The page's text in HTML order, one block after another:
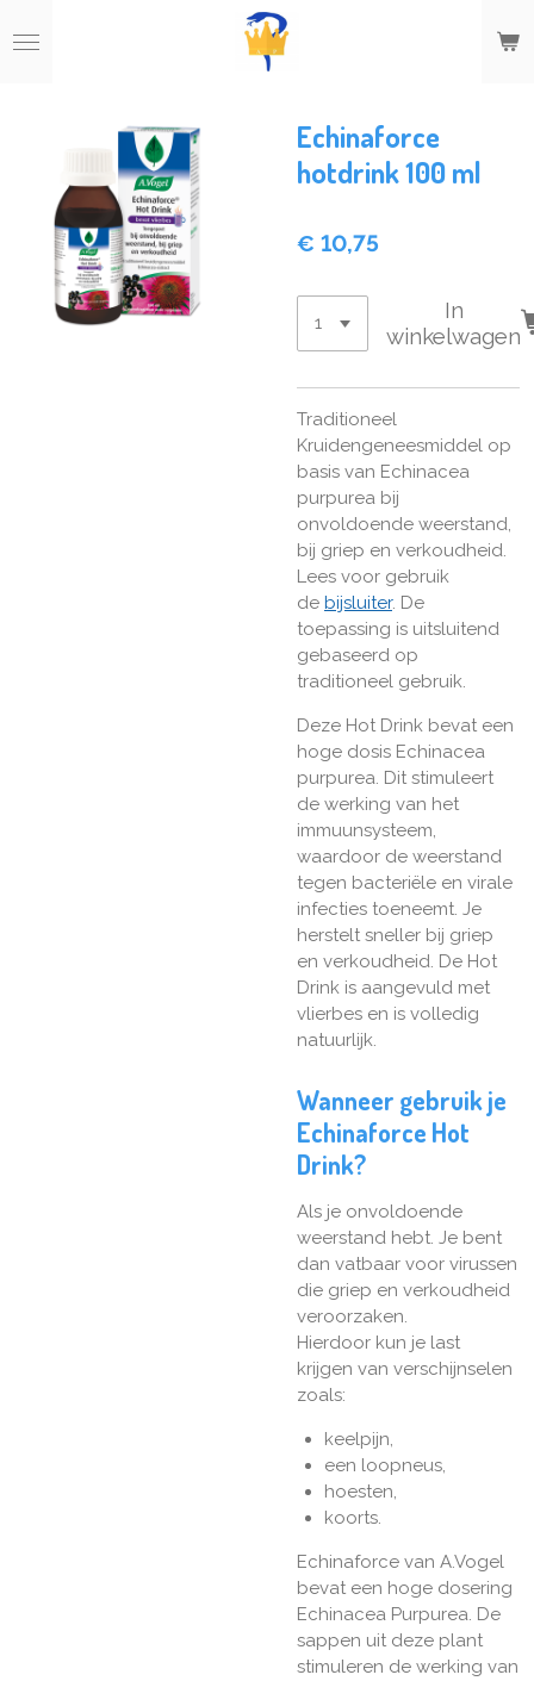
direct
Echinaforce
hotdrink 100 ml
€ 10,75
In
winkelwagen
Traditioneel
Kruidengeneesmiddel op
basis van Echinacea
purpurea bij
onvoldoende weerstand,
bij griep en verkoudheid.
Lees voor gebruik
de bijsluiter. De
toepassing is uitsluitend
gebaseerd op
traditioneel gebruik.
Deze Hot Drink bevat een
hoge dosis Echinacea
purpurea. Dit stimuleert
de werking van het
immuunsysteem,
waardoor de weerstand
tegen bacteriële en virale
infecties toeneemt. Je
herstelt sneller bij griep
en verkoudheid. De Hot
Drink is aangevuld met
vlierbes en is volledig
natuurlijk.
Wanneer gebruik je
Echinaforce Hot
Drink?
Als je onvoldoende
weerstand hebt. Je bent
dan vatbaar voor virussen
die griep en verkoudheid
veroorzaken.
Hierdoor kun je last
krijgen van verschijnselen
zoals:
keelpijn,
een loopneus,
hoesten,
koorts.
Echinaforce van A.Vogel
bevat een hoge dosering
Echinacea Purpurea. De
sappen uit deze plant
stimuleren de werking van